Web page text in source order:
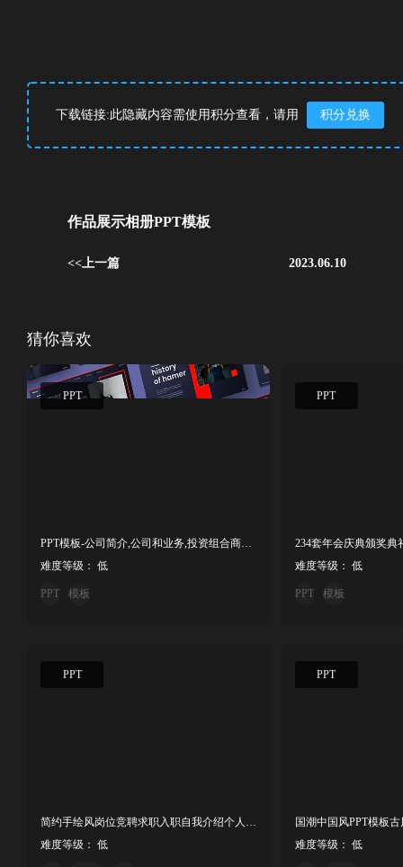
下载链接:此隐藏内容需使用积分查看，请用 积分兑换
作品展示相册PPT模板
2023.06.10
<<上一篇
猜你喜欢
PPT
PPT模板-公司简介,公司和业务,投资组合商务合作 PowerPoint 模板
难度等级： 低
PPT 模板
PPT
234套年会庆典颁奖典
难度等级： 低
PPT 模板
PPT
简约手绘风岗位竞聘求职入职自我介绍个人简历竞选演讲ppt模板
难度等级： 低
PPT
难度等级： 低